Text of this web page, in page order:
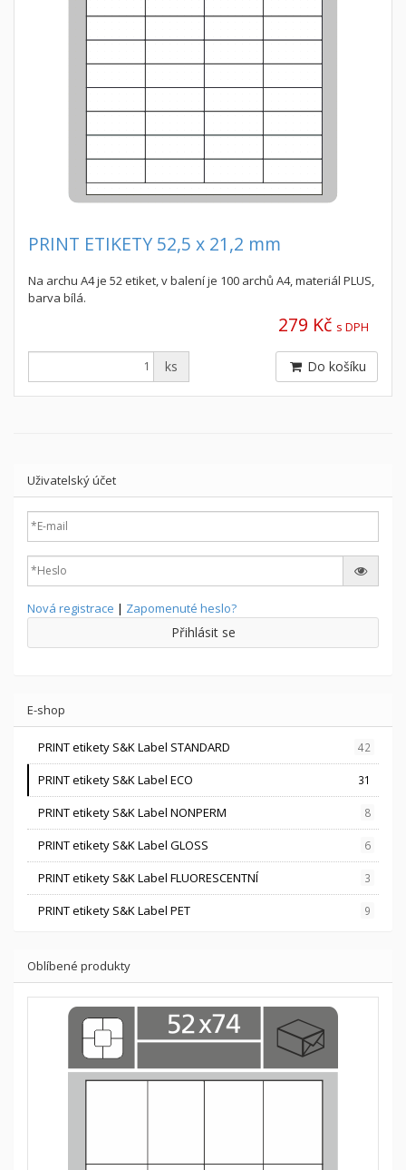
PRINT ETIKETY 52,5 x 21,2 mm
Na archu A4 je 52 etiket, v balení je 100 archů A4, materiál PLUS,
barva bílá.
279 Kč s DPH
ks Do košíku
Uživatelský účet
Nová registrace | Zapomenuté heslo?
Přihlásit se
E-shop
PRINT etikety S&K Label STANDARD 42
PRINT etikety S&K Label ECO 31
PRINT etikety S&K Label NONPERM 8
PRINT etikety S&K Label GLOSS 6
PRINT etikety S&K Label FLUORESCENTNÍ 3
PRINT etikety S&K Label PET 9
Oblíbené produkty